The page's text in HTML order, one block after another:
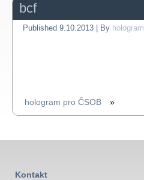
bcf
Published 9.10.2013 By hologram
hologram pro ČSOB »
Kontakt